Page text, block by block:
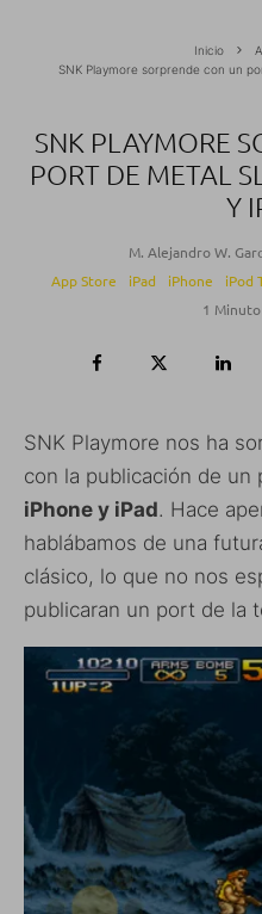
Inicio
SNK Playmore sorprende con un
SNK PLAYMORE
PORT DE METAL
Y
M. Alejandro W.
App Store
iPad iPhone iPod
1
SNK Playmore nos ha
con la publicación de un
iPhone y iPad. Hace
hablábamos de una
clásico, lo que no nos
publicaran un port de la